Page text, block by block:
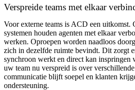
Verspreide teams met elkaar
Voor externe teams is ACD een uitkomst.
systemen houden agenten met elkaar
werken. Oproepen worden naadloos
zich in dezelfde ruimte bevindt. Dit zorgt
synchroon werkt en direct kan inspringen
uw team nu verspreid is over
communicatie blijft soepel en klanten
ondersteuning.